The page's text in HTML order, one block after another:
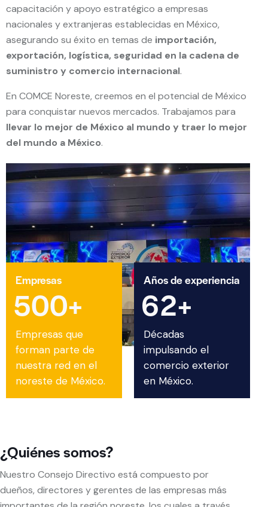
capacitación y apoyo estratégico a empresas
nacionales y extranjeras establecidas en México,
asegurando su éxito en temas de importación,
exportación, logística, seguridad en la cadena de
suministro y comercio internacional.
En COMCE Noreste, creemos en el potencial de México
para conquistar nuevos mercados. Trabajamos para
llevar lo mejor de México al mundo y traer lo mejor
del mundo a México.
Empresas
500+
Empresas que
forman parte de
nuestra red en el
noreste de México.
Años de experiencia
62+
Décadas
impulsando el
comercio exterior
en México.
¿Quiénes somos?
Nuestro Consejo Directivo está compuesto por
dueños, directores y gerentes de las empresas más